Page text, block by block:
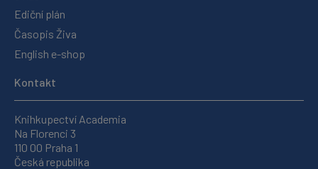
Ediční plán
Časopis Živa
English e-shop
Kontakt
Knihkupectví Academia
Na Florenci 3
110 00 Praha 1
Česká republika